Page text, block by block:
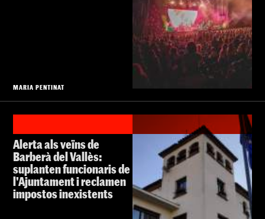
MARIA PENTINAT
Alerta als veïns de
Barberà del Vallès:
suplanten funcionaris de
l'Ajuntament i reclamen
impostos inexistents